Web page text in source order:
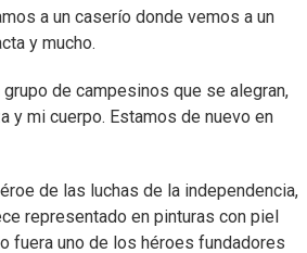
a un caserío donde vemos a un
y mucho.
de campesinos que se alegran,
y mi cuerpo. Estamos de nuevo en
de las luchas de la independencia,
representado en pinturas con piel
fuera uno de los héroes fundadores